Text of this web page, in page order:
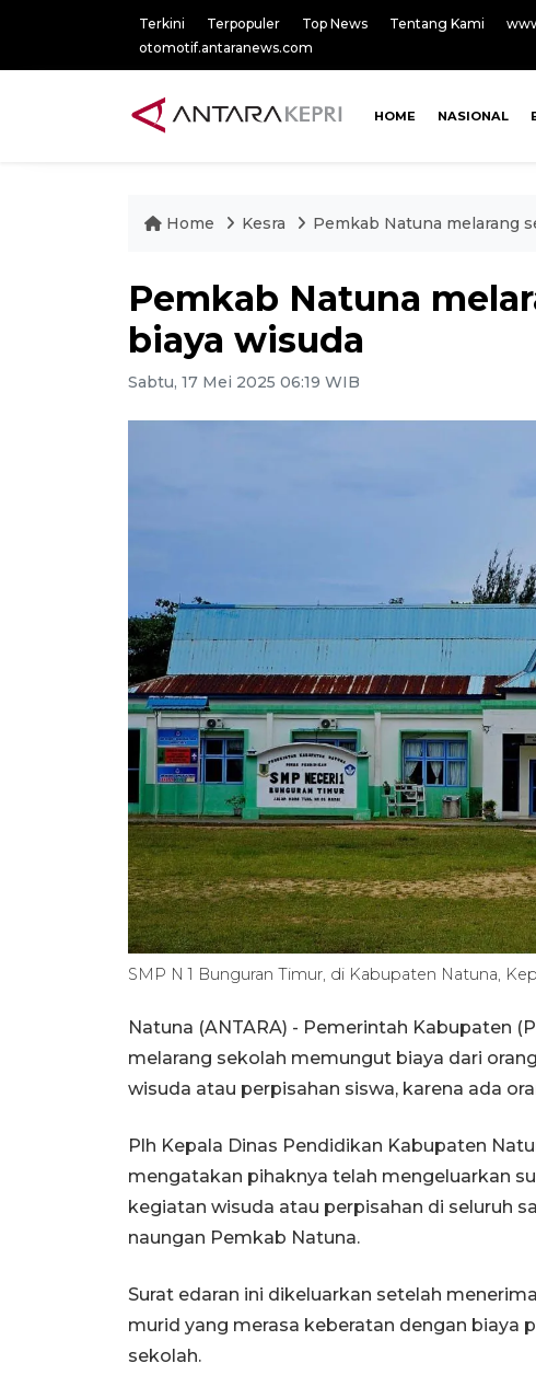
Terkini Terpopuler Top News Tentang Kami
otomotif.antaranews.com
HOME NASIONAL
Home Kesra Pemkab Natuna melarang
Pemkab Natuna
biaya wisuda
Sabtu, 17 Mei 2025 06:19 WIB
SMP N 1 Bunguran Timur, di Kabupaten Natuna,
Natuna (ANTARA) - Pemerintah Kabupaten
melarang sekolah memungut biaya dari
wisuda atau perpisahan siswa, karena ada
Plh Kepala Dinas Pendidikan Kabupaten
mengatakan pihaknya telah mengeluarkan
kegiatan wisuda atau perpisahan di seluruh
naungan Pemkab Natuna.
Surat edaran ini dikeluarkan setelah
murid yang merasa keberatan dengan biaya
sekolah.